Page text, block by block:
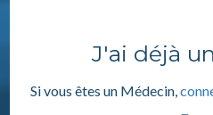
J'ai déjà
Si vous êtes un Médecin,